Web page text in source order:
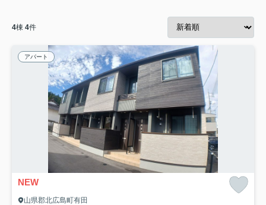
4棟 4件
アパート
NEW
山県郡北広島町有田